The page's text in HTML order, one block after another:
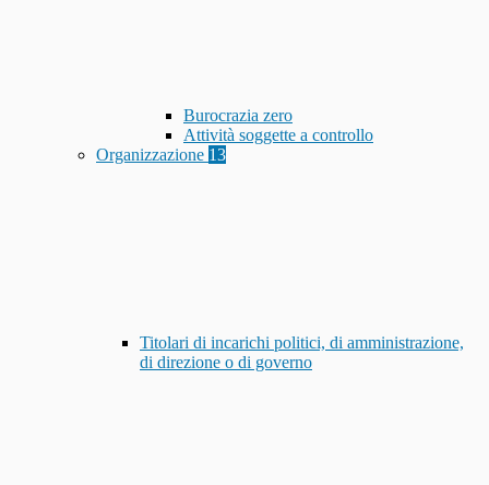
Burocrazia zero
Attività soggette a controllo
Organizzazione 13
Titolari di incarichi politici, di amministrazione,
di direzione o di governo